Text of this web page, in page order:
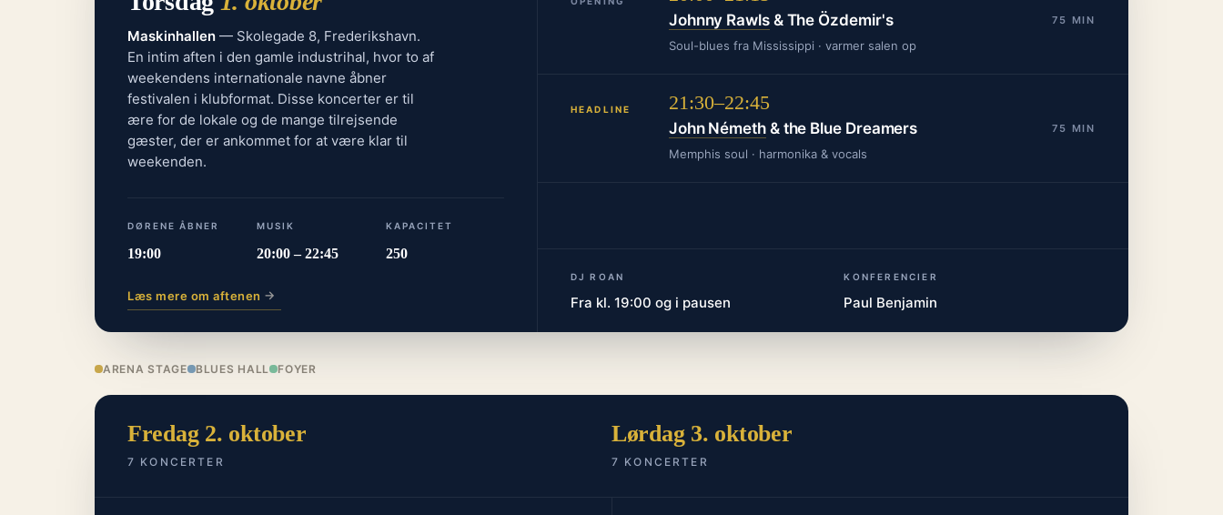
Maskinhallen — Skolegade 8, Frederikshavn.
En intim aften i den gamle industrihal, hvor to af
weekendens internationale navne åbner
festivalen i klubformat. Disse koncerter er til
ære for de lokale og de mange tilrejsende
gæster, der er ankommet for at være klar til
weekenden.
DØRENE ÅBNER
19:00
MUSIK
20:00 – 22:45
KAPACITET
250
Læs mere om aftenen →
Johnny Rawls& The Özdemir's
Soul-blues fra Mississippi · varmer salen op
75 MIN
HEADLINE 21:30–22:45
John Németh& the Blue Dreamers
Memphis soul · harmonika & vocals
75 MIN
DJ ROAN
Fra kl. 19:00 og i pausen
KONFERENCIER
Paul Benjamin
ARENA STAGE BLUES HALL FOYER
Fredag 2. oktober
7 KONCERTER
Lørdag 3. oktober
7 KONCERTER